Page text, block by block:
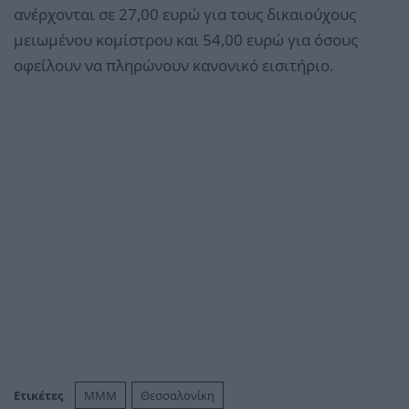
ανέρχονται σε 27,00 ευρώ για τους δικαιούχους
μειωμένου κομίστρου και 54,00 ευρώ για όσους
οφείλουν να πληρώνουν κανονικό εισιτήριο.
Ετικέτες ΜΜΜ Θεσσαλονίκη